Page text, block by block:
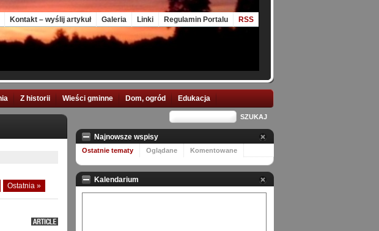
Kontakt – wyślij artykuł Galeria Linki Regulamin Portalu RSS
Z historii Wieści gminne Dom, ogród Edukacja
Ostatnia »
Najnowsze wspisy
Ostatnie tematy Oglądane Komentowane
Kalendarium